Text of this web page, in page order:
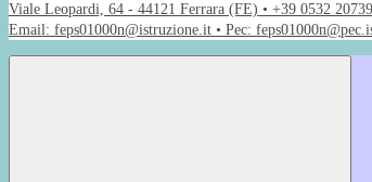
Viale Leopardi, 64 - 44121 Ferrara (FE) • +39 0532
Email: feps01000n@istruzione.it • Pec: